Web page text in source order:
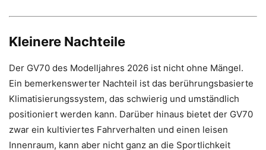
Kleinere Nachteile
Der GV70 des Modelljahres 2026 ist nicht ohne Mängel.
Ein bemerkenswerter Nachteil ist das berührungsbasierte
Klimatisierungssystem, das schwierig und umständlich
positioniert werden kann. Darüber hinaus bietet der GV70
zwar ein kultiviertes Fahrverhalten und einen leisen
Innenraum, kann aber nicht ganz an die Sportlichkeit